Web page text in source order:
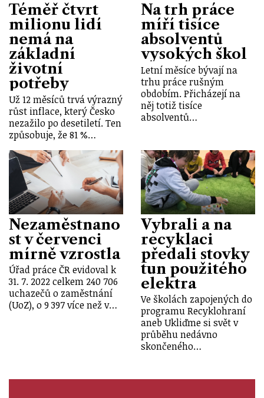
Téměř čtvrt
milionu lidí
nemá na
základní
životní
potřeby
Už 12 měsíců trvá výrazný
růst inflace, který Česko
nezažilo po desetiletí. Ten
způsobuje, že 81 %…
Na trh práce
míří tisíce
absolventů
vysokých škol
Letní měsíce bývají na
trhu práce rušným
obdobím. Přicházejí na
něj totiž tisíce
absolventů…
Nezaměstnano
st v červenci
mírně vzrostla
Úřad práce ČR evidoval k
31. 7. 2022 celkem 240 706
uchazečů o zaměstnání
(UoZ), o 9 397 více než v…
Vybrali a na
recyklaci
předali stovky
tun použitého
elektra
Ve školách zapojených do
programu Recyklohraní
aneb Ukliďme si svět v
průběhu nedávno
skončeného…